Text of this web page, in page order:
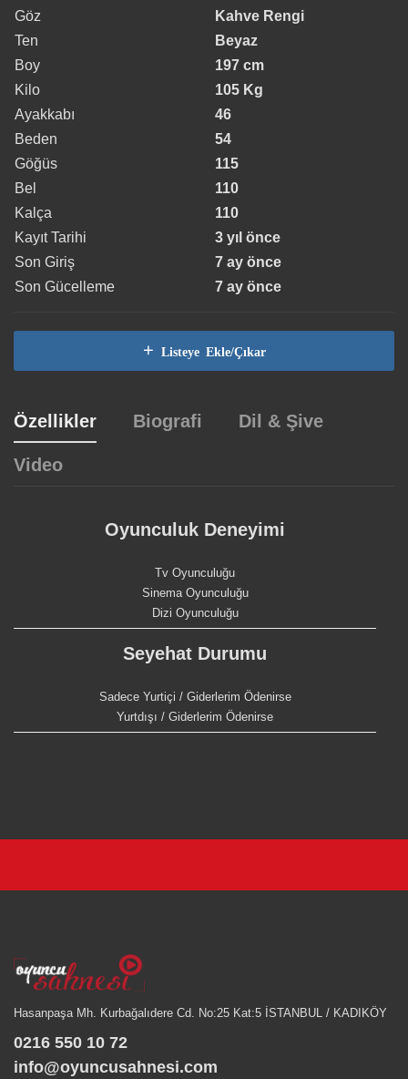
Göz
Kahve Rengi
Ten
Beyaz
Boy
197 cm
Kilo
105 Kg
Ayakkabı
46
Beden
54
Göğüs
115
Bel
110
Kalça
110
Kayıt Tarihi
3 yıl önce
Son Giriş
7 ay önce
Son Gücelleme
7 ay önce
Listeye Ekle/Çıkar
Özellikler Biografi Dil & Şive
Video
Oyunculuk Deneyimi
Tv Oyunculuğu
Sinema Oyunculuğu
Dizi Oyunculuğu
Seyehat Durumu
Sadece Yurtiçi / Giderlerim Ödenirse
Yurtdışı / Giderlerim Ödenirse
Hasanpaşa Mh. Kurbağalıdere Cd. No:25 Kat:5 İSTANBUL / KADIKÖY
0216 550 10 72
info@oyuncusahnesi.com